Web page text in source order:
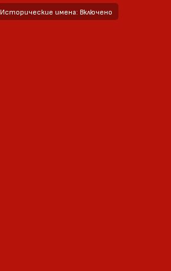
Исторические имена: Включено